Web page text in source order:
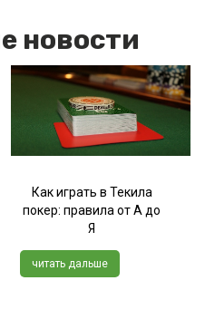
новости
Как играть в Текила
покер: правила от А до
Я
читать дальше